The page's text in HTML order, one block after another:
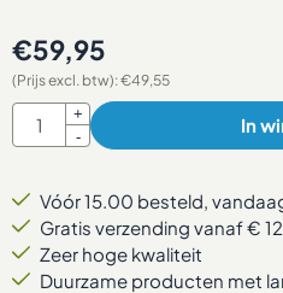
€59,95
(Prijs excl. btw):€49,55
Aantal
+
-
In
Vóór 15.00 besteld,
Gratis verzending vanaf €
Zeer hoge kwaliteit
Duurzame producten met